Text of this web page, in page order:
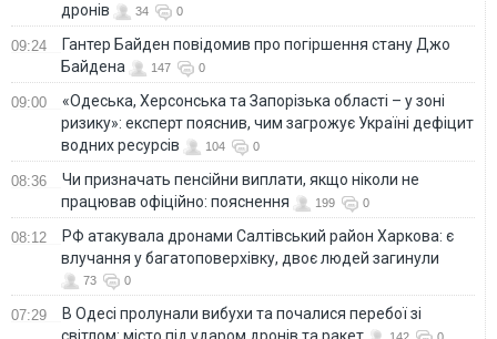
дронів
34 0
09:24
Гантер Байден повідомив про погіршення стану Джо
Байдена
147 0
09:00
«Одеська, Херсонська та Запорізька області – у зоні
ризику»: експерт пояснив, чим загрожує Україні дефіцит
водних ресурсів
104 0
08:36
Чи призначать пенсійни виплати, якщо ніколи не
працював офіційно: пояснення
199 0
08:12
РФ атакувала дронами Салтівський район Харкова: є
влучання у багатоповерхівку, двоє людей загинули
73 0
07:29
В Одесі пролунали вибухи та почалися перебої зі